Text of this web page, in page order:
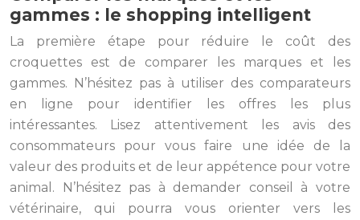
gammes : le shopping intelligent
La première étape pour réduire le coût des
croquettes est de comparer les marques et les
gammes. N’hésitez pas à utiliser des comparateurs
en ligne pour identifier les offres les plus
intéressantes. Lisez attentivement les avis des
consommateurs pour vous faire une idée de la
valeur des produits et de leur appétence pour votre
animal. N’hésitez pas à demander conseil à votre
vétérinaire, qui pourra vous orienter vers les